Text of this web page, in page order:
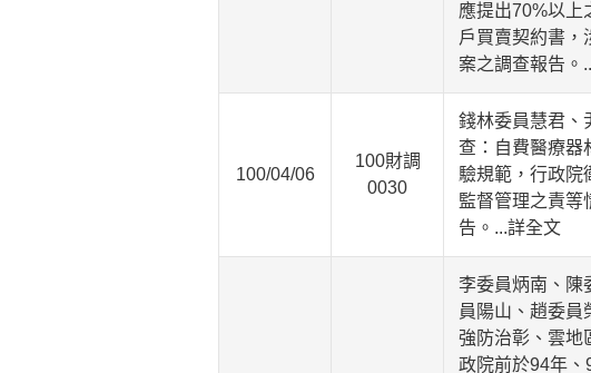
應提出70%以上
戶買賣契約書，
案之調查報告。
100/04/06
100財調
0030
錢林委員慧君、
查：自費醫療器
驗規範，行政院
監督管理之責等
告。 ...詳全文
李委員炳南、陳
員陽山、趙委員
強防治彰、雲地
政院前於94年、